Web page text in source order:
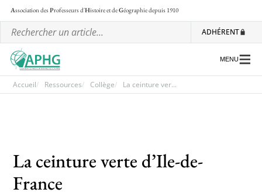
Association desProfesseurs d'Histoire et deGéographiedepuis 1910
ADHÉRENT
Les ateliers nationaux
MENU
Accueil Ressources Collège La ceinture ver...
La ceinture verte d’Ile-de-
France